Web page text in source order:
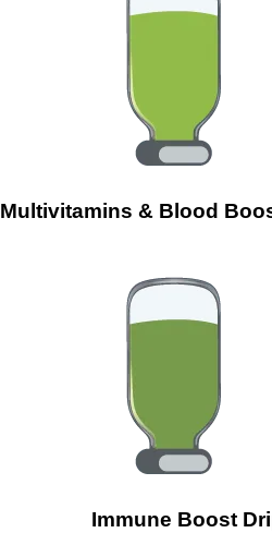
Multivitamins & Blood
Immune Boost